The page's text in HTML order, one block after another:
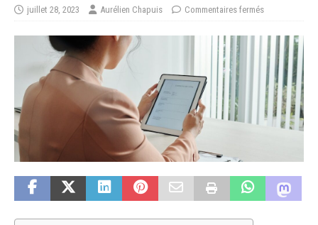
juillet 28, 2023 Aurélien Chapuis Commentaires fermés